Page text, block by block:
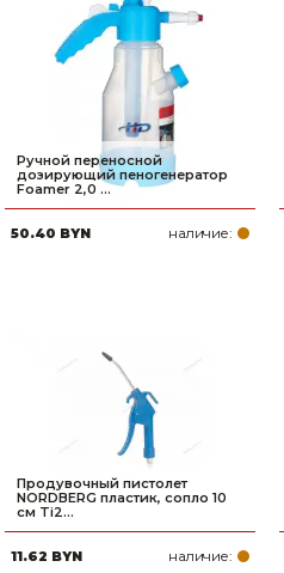
Ручной переносной
дозирующий пеногенератор
Foamer 2,0 ...
50.40 BYN наличие:
Продувочный пистолет
NORDBERG пластик, сопло 10
см Ti2...
11.62 BYN наличие: